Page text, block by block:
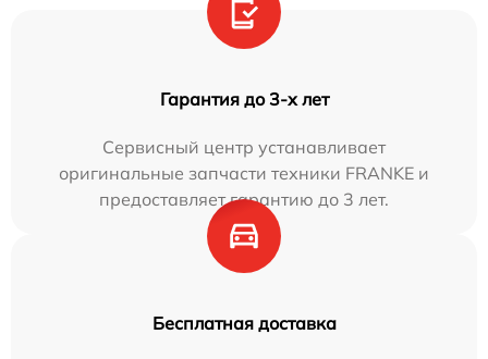
Гарантия до 3-х лет
Сервисный центр устанавливает
оригинальные запчасти техники FRANKE и
предоставляет гарантию до 3 лет.
Бесплатная доставка